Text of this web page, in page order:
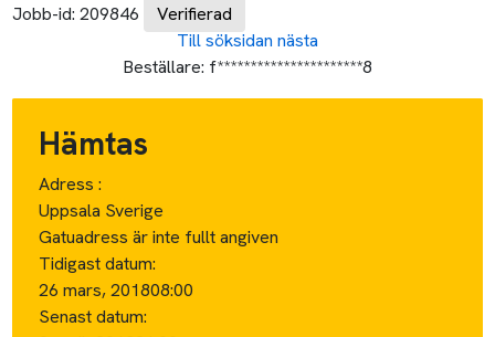
Jobb-id: 209846 Verifierad
Till söksidan nästa
Beställare: f**********************8
Hämtas
Adress :
Uppsala Sverige
Gatuadress är inte fullt angiven
Tidigast datum:
26 mars, 201808:00
Senast datum: